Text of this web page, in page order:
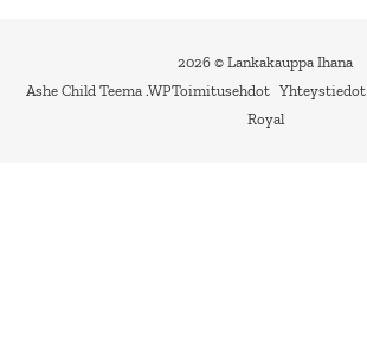
2026 © Lankakauppa Ihana
Toimitusehdot Yhteystiedot
Ashe Child Teema .WP
Royal